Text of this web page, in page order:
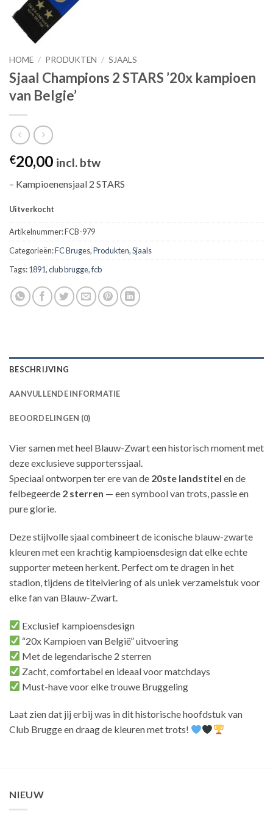
HOME / PRODUKTEN / SJAALS
Sjaal Champions 2 STARS ’20x kampioen
van Belgie’
€20,00 incl. btw
– Kampioenensjaal 2 STARS
Uitverkocht
Artikelnummer:FCB-979
Categorieën:FC Bruges,Produkten,Sjaals
Tags:1891,club brugge,fcb
BESCHRIJVING
AANVULLENDE INFORMATIE
BEOORDELINGEN (0)
Vier samen met heel Blauw-Zwart een historisch moment met
deze exclusieve supporterssjaal.
Speciaal ontworpen ter ere van de 20ste landstitel en de
felbegeerde 2 sterren — een symbool van trots, passie en
pure glorie.
Deze stijlvolle sjaal combineert de iconische blauw-zwarte
kleuren met een krachtig kampioensdesign dat elke echte
supporter meteen herkent. Perfect om te dragen in het
stadion, tijdens de titelviering of als uniek verzamelstuk voor
elke fan van Blauw-Zwart.
Exclusief kampioensdesign
“20x Kampioen van België” uitvoering
Met de legendarische 2 sterren
Zacht, comfortabel en ideaal voor matchdays
Must-have voor elke trouwe Bruggeling
Laat zien dat jij erbij was in dit historische hoofdstuk van
Club Brugge en draag de kleuren met trots!
NIEUW